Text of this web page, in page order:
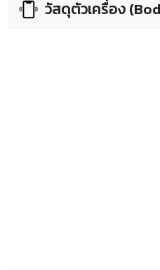
วัสดุตัวเครื่อง